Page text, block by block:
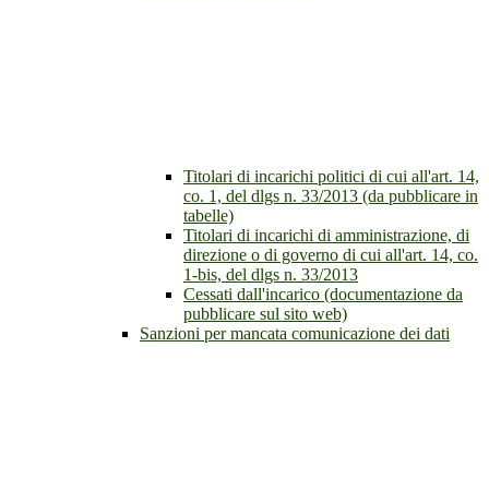
Titolari di incarichi politici di cui all'art. 14,
co. 1, del dlgs n. 33/2013 (da pubblicare in
tabelle)
Titolari di incarichi di amministrazione, di
direzione o di governo di cui all'art. 14, co.
1-bis, del dlgs n. 33/2013
Cessati dall'incarico (documentazione da
pubblicare sul sito web)
Sanzioni per mancata comunicazione dei dati